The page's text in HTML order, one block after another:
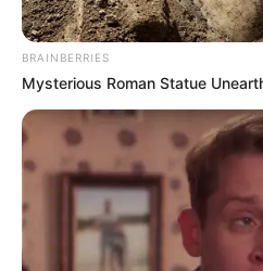
BRAINBERRIES
Mysterious Roman Statue